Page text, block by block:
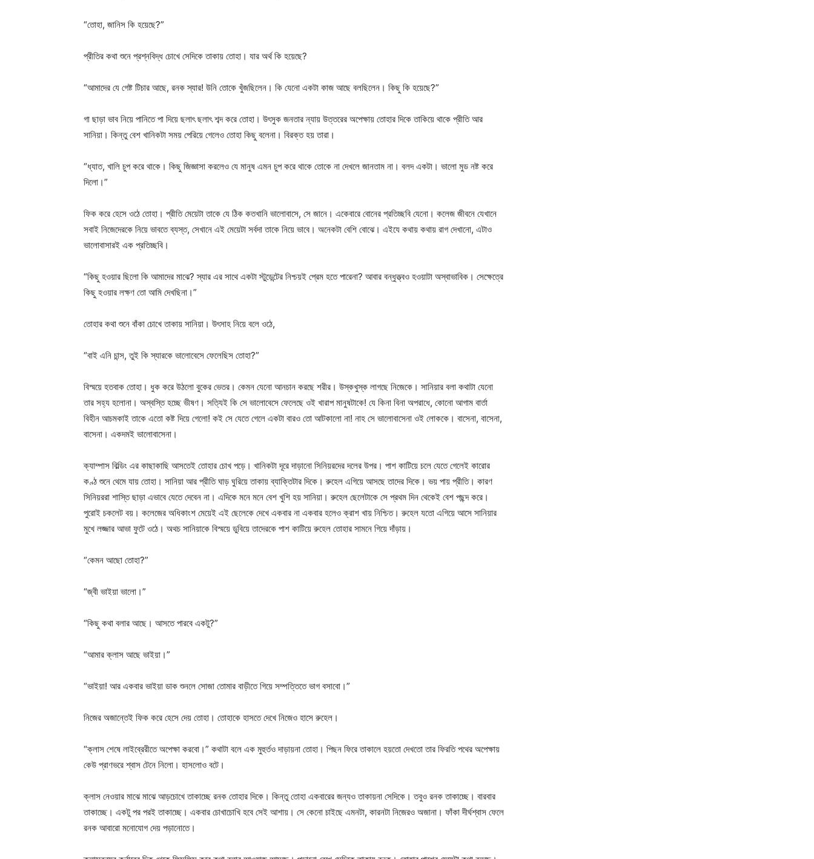
“তোহা, জানিস কি হয়েছে?”
প্রীতির কথা শুনে প্রশ্নবিদ্ধ চোখে সেদিকে তাকায় তোহা। যার অর্থ কি হয়েছে?
“আমাদের যে গেষ্ট টিচার আছে, রনক স্যার! উনি তোকে খুঁজছিলেন। কি যেনো একটা কাজ আছে বলছিলেন। কিছু কি হয়েছে?”
গা ছাড়া ভাব নিয়ে পানিতে পা দিয়ে ছলাৎ ছলাৎ শব্দ করে তোহা। উৎসুক জনতার ন্যায় উত্তরের অপেক্ষায় তোহার দিকে তাকিয়ে থাকে প্রীতি আর
সানিয়া। কিন্তু বেশ খানিকটা সময় পেরিয়ে গেলেও তোহা কিছু বলেনা। বিরক্ত হয় তারা।
“ধ্যাত, খালি চুপ করে থাকে। কিছু জিজ্ঞাসা করলেও যে মানুষ এমন চুপ করে থাকে তোকে না দেখলে জানতাম না। বলদ একটা। ভালো মুড নষ্ট করে
দিলো।”
ফিক করে হেসে ওঠে তোহা। প্রীতি মেয়েটা তাকে যে ঠিক কতখানি ভালোবাসে, সে জানে। একেবারে বোনের প্রতিচ্ছবি যেনো। কলেজ জীবনে যেখানে
সবাই নিজেদেরকে নিয়ে ভাবতে ব্যস্ত, সেখানে এই মেয়েটা সর্বদা তাকে নিয়ে ভাবে। অনেকটা বেশি বোঝে। এইযে কথায় কথায় রাগ দেখানো, এটাও
ভালোবাসারই এক প্রতিচ্ছবি।
“কিছু হওয়ার ছিলো কি আমাদের মাঝে? স্যার এর সাথে একটা স্টুডেন্টের নিশ্চয়ই প্রেম হতে পারেনা? আবার বন্ধুত্ত্বও হওয়াটা অস্বাভাবিক। সেক্ষেত্রে
কিছু হওয়ার লক্ষণ তো আমি দেখছিনা।”
তোহার কথা শুনে বাঁকা চোখে তাকায় সানিয়া। উৎসাহ নিয়ে বলে ওঠে,
“বাই এনি চান্স, তুই কি স্যারকে ভালোবেসে ফেলেছিস তোহা?”
বিস্ময়ে হতবাক তোহা। ধুক করে উঠলো বুকের ভেতর। কেমন যেনো আনচান করছে শরীর। উস্কখুস্ক লাগছে নিজেকে। সানিয়ার বলা কথাটা যেনো
তার সহ্য হলোনা। অস্বস্তি হচ্ছে ভীষণ। সত্যিই কি সে ভালোবেসে ফেলেছে ওই খারাপ মানুষটাকে! যে কিনা বিনা অপরাধে, কোনো আগাম বার্তা
বিহীন আচমকাই তাকে এতো কষ্ট দিয়ে গেলো! কই সে যেতে গেলে একটা বারও তো আটকালো না! নাহ সে ভালোবাসেনা ওই লোককে। বাসেনা, বাসেনা,
বাসেনা। একদমই ভালোবাসেনা।
ক্যাম্পাস বিল্ডিং এর কাছাকাছি আসতেই তোহার চোখ পড়ে। খানিকটা দূরে দাড়ানো সিনিয়রদের দলের উপর। পাশ কাটিয়ে চলে যেতে গেলেই কারোর
কণ্ঠ শুনে থেমে যায় তোহা। সানিয়া আর প্রীতি ঘাড় ঘুরিয়ে তাকায় ব্যাক্তিটার দিকে। রুহেল এগিয়ে আসছে তাদের দিকে। ভয় পায় প্রীতি। কারণ
সিনিয়ররা শাস্তি ছাড়া এভাবে যেতে দেবেন না। এদিকে মনে মনে বেশ খুশি হয় সানিয়া। রুহেল ছেলেটাকে সে প্রথম দিন থেকেই বেশ পছন্দ করে।
পুরোই চকলেট বয়। কলেজের অধিকাংশ মেয়েই এই ছেলেকে দেখে একবার না একবার হলেও ক্রাশ খায় নিশ্চিত। রুহেল যতো এগিয়ে আসে সানিয়ার
মুখে লজ্জার আভা ফুটে ওঠে। অথচ সানিয়াকে বিস্ময়ে ডুবিয়ে তাদেরকে পাশ কাটিয়ে রুহেল তোহার সামনে গিয়ে দাঁড়ায়।
“কেমন আছো তোহা?”
“জ্বী ভাইয়া ভালো।”
“কিছু কথা বলার আছে। আসতে পারবে একটু?”
“আমার ক্লাস আছে ভাইয়া।”
“ভাইয়া! আর একবার ভাইয়া ডাক শুনলে সোজা তোমার বাড়ীতে গিয়ে সম্পত্তিতে ভাগ বসাবো।”
নিজের অজান্তেই ফিক করে হেসে দেয় তোহা। তোহাকে হাসতে দেখে নিজেও হাসে রুহেল।
“ক্লাস শেষে লাইব্রেরীতে অপেক্ষা করবো।” কথাটা বলে এক মুহুর্তও দাড়ায়না তোহা। পিছন ফিরে তাকালে হয়তো দেখতো তার ফিরতি পথের অপেক্ষায়
কেউ প্রাণভরে শ্বাস টেনে নিলো। হাসলোও বটে।
ক্লাস নেওয়ার মাঝে মাঝে আড়চোখে তাকাচ্ছে রনক তোহার দিকে। কিন্তু তোহা একবারের জন্যও তাকায়না সেদিকে। তবুও রনক তাকাচ্ছে। বারবার
তাকাচ্ছে। একটু পর পরই তাকাচ্ছে। একবার চোখাচোখি হবে সেই আশায়। সে কেনো চাইছে এমনটা, কারনটা নিজেরও অজানা। ফাঁকা দীর্ঘশ্বাস ফেলে
রনক আবারো মনোযোগ দেয় পড়ানোতে।